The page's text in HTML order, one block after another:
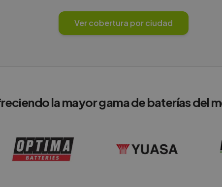
Ver cobertura por ciudad
la mayor gama de baterías del